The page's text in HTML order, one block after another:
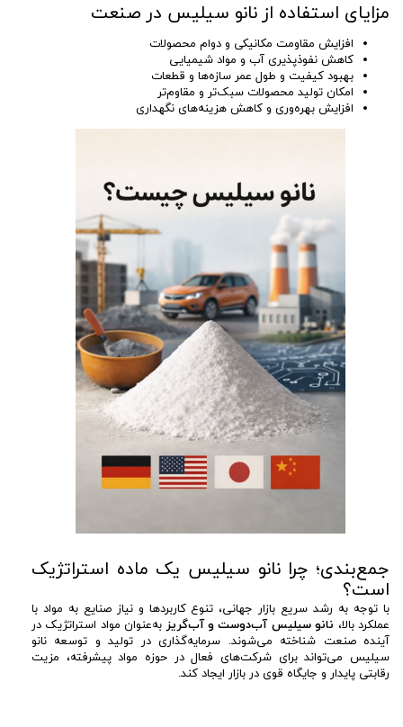
مزایای استفاده از نانو سیلیس در صنعت
افزایش مقاومت مکانیکی و دوام محصولات
کاهش نفوذپذیری آب و مواد شیمیایی
بهبود کیفیت و طول عمر سازه‌ها و قطعات
امکان تولید محصولات سبک‌تر و مقاوم‌تر
افزایش بهره‌وری و کاهش هزینه‌های نگهداری
جمع‌بندی؛ چرا نانو سیلیس یک ماده استراتژیک
است؟
با توجه به رشد سریع بازار جهانی، تنوع کاربردها و نیاز صنایع به مواد با
عملکرد بالا، نانو سیلیس آب‌دوست و آب‌گریز به‌عنوان مواد استراتژیک در
آینده صنعت شناخته می‌شوند. سرمایه‌گذاری در تولید و توسعه نانو
سیلیس می‌تواند برای شرکت‌های فعال در حوزه مواد پیشرفته، مزیت
رقابتی پایدار و جایگاه قوی در بازار ایجاد کند.